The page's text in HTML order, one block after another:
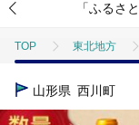
「ふるさ
TOP 東北地方
TOP
山形県 西川町